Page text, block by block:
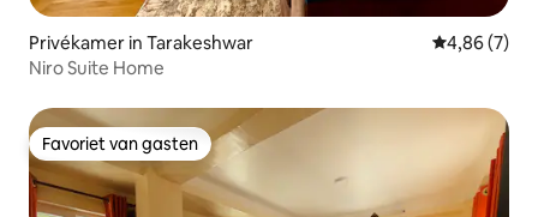
Privékamer in Tarakeshwar Gemiddelde
4,86 (7)
Niro Suite Home
Favoriet van gasten
Favoriet van gasten